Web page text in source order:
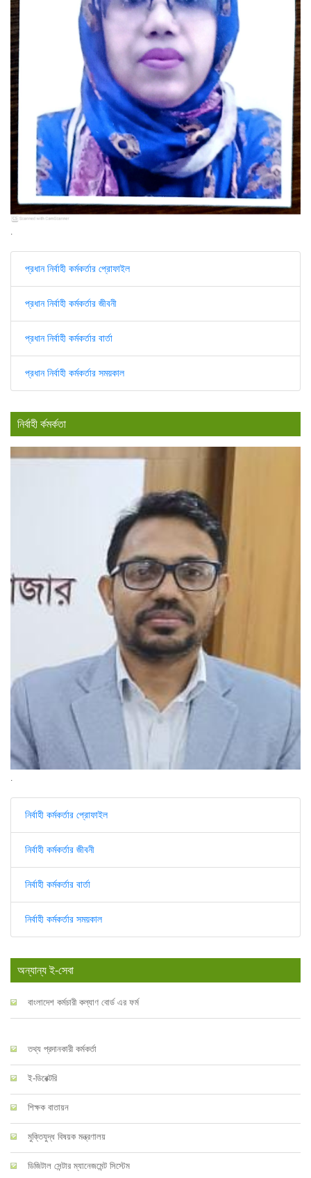
প্রধান নির্বাহী কর্মকর্তার প্রোফাইল
প্রধান নির্বাহী কর্মকর্তার জীবনী
প্রধান নির্বাহী কর্মকর্তার বার্তা
প্রধান নির্বাহী কর্মকর্তার সময়কাল
নির্বাহী র্কমর্কতা
নির্বাহী কর্মকর্তার প্রোফাইল
নির্বাহী কর্মকর্তার জীবনী
নির্বাহী কর্মকর্তার বার্তা
নির্বাহী কর্মকর্তার সময়কাল
অন্যান্য ই-সেবা
বাংলাদেশ কর্মচারী কল্যাণ বোর্ড এর ফর্ম
তথ্য প্রদানকারী কর্মকর্তা
ই-ডিরেক্টরি
শিক্ষক বাতায়ন
মুক্তিযুদ্ধ বিষয়ক মন্ত্রণালয়
ডিজিটাল সেন্টার ম্যানেজমেন্ট সিস্টেম